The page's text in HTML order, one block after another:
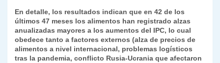
En detalle, los resultados indican que en 42 de los
últimos 47 meses los alimentos han registrado alzas
anualizadas mayores a los aumentos del IPC, lo cual
obedece tanto a factores externos (alza de precios de
alimentos a nivel internacional, problemas logísticos
tras la pandemia, conflicto Rusia-Ucrania que afectaron